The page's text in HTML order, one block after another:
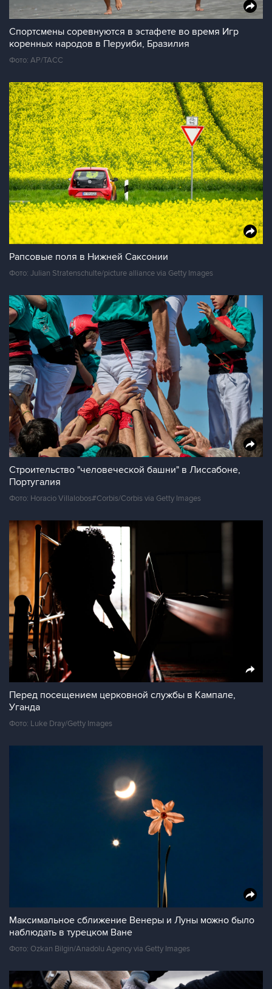
Спортсмены соревнуются в эстафете во время Игр
коренных народов в Перуиби, Бразилия
Фото: АР/ТАСС
Рапсовые поля в Нижней Саксонии
Фото: Julian Stratenschulte/picture alliance via Getty Images
Строительство "человеческой башни" в Лиссабоне,
Португалия
Фото: Horacio Villalobos#Corbis/Corbis via Getty Images
Перед посещением церковной службы в Кампале,
Уганда
Фото: Luke Dray/Getty Images
Максимальное сближение Венеры и Луны можно было
наблюдать в турецком Ване
Фото: Ozkan Bilgin/Anadolu Agency via Getty Images